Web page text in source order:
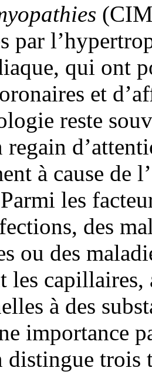
par
qui ont
et
reste
regain
à cause de
les
des
ou des
les
à des
importance
trois